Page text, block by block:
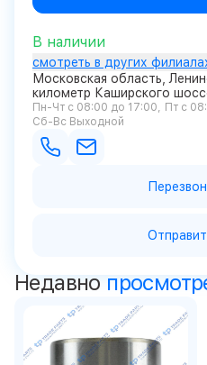
В наличии
смотреть в других
Московская область,
километр Каширского
Пн-Чт с 08:00 до 17:00
Пт с
Сб-Вс Выходной
Недавно